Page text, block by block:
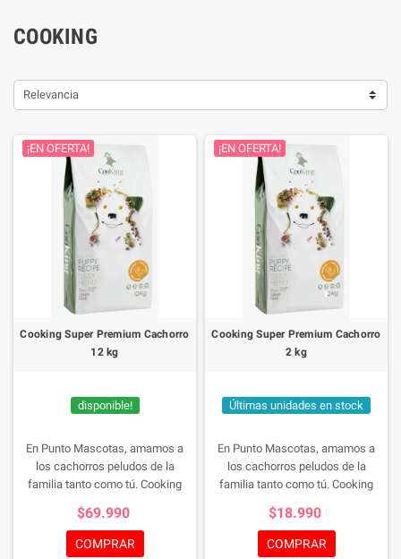
COOKING
Relevancia
¡EN OFERTA!
Cooking Super Premium Cachorro
12 kg
disponible!
En Punto Mascotas, amamos a
los cachorros peludos de la
familia tanto como tú. Cooking
es la elección perfecta para cuidar
de la salud de tu mejor amigo en
su etapa de crecimiento. Con un
$69.990
COMPRAR
¡EN OFERTA!
Cooking Super Premium Cachorro
2 kg
Últimas unidades en stock
En Punto Mascotas, amamos a
los cachorros peludos de la
familia tanto como tú. Cooking
es la elección perfecta para cuidar
de la salud de tu mejor amigo en
su etapa de crecimiento. Con un
$18.990
COMPRAR